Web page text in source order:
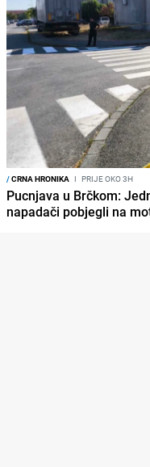
/CRNA HRONIKA I PRIJE OKO 3H
Pucnjava u Brčkom:
napadači pobjegli na